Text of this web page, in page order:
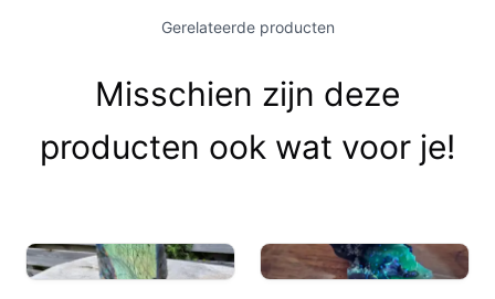
Gerelateerde producten
Misschien zijn deze
producten ook wat voor je!